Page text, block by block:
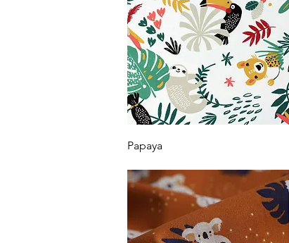
Papaya